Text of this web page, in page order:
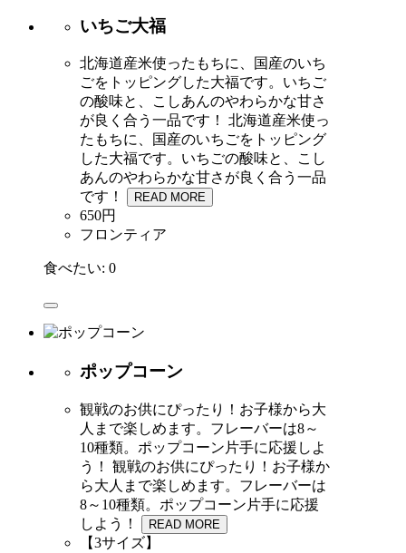
いちご大福
北海道産米使ったもちに、国産のいち
ごをトッピングした大福です。いちご
の酸味と、こしあんのやわらかな甘さ
が良く合う一品です！
北海道産米使っ
たもちに、国産のいちごをトッピング
した大福です。いちごの酸味と、こし
あんのやわらかな甘さが良く合う一品
です！
READ MORE
650円
フロンティア
食べたい: 0
ポップコーン
観戦のお供にぴったり！お子様から大
人まで楽しめます。フレーバーは8～
10種類。ポップコーン片手に応援しよ
う！
観戦のお供にぴったり！お子様か
ら大人まで楽しめます。フレーバーは
8～10種類。ポップコーン片手に応援
しよう！
READ MORE
【3サイズ】